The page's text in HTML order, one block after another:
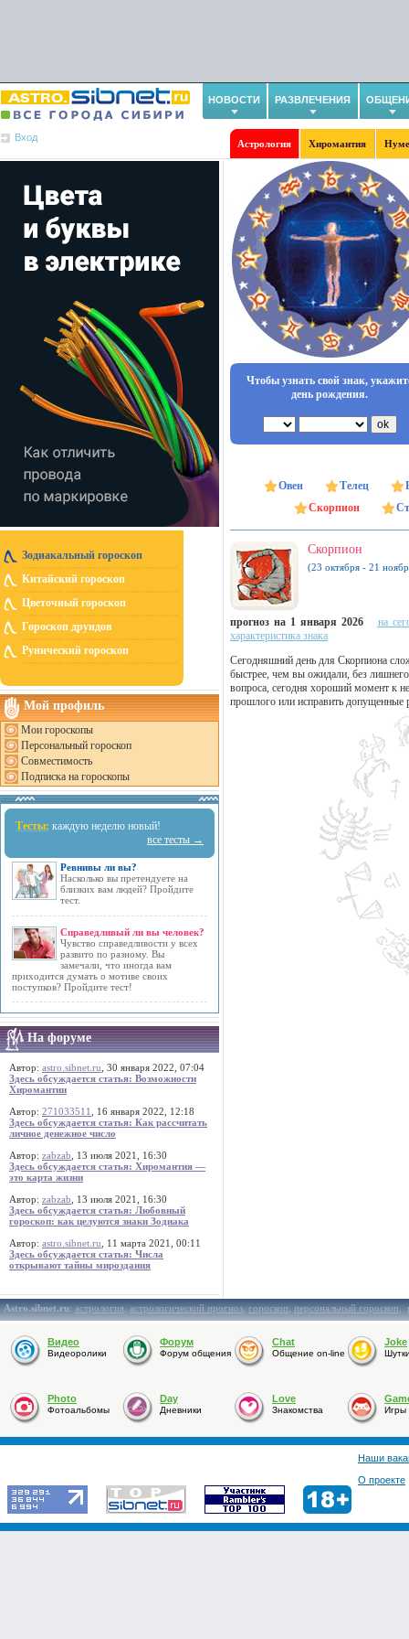
НОВОСТИ РАЗВЛЕЧЕНИЯ
Вход
Астрология Хиромантия
Зодиакальный гороскоп
Китайский гороскоп
Цветочный гороскоп
Гороскоп друидов
Рунический гороскоп
Мой профиль
Мои гороскопы
Персональный гороскоп
Совместимость
Подписка на гороскопы
Тесты: каждую неделю новый!
все тесты →
Ревнивы ли вы?
Насколько вы претендуете на
близких вам людей? Пройдите
тест.
Справедливый ли вы человек?
Чувство справедливости у всех
развито по разному. Вы
замечали, что иногда вам
приходится думать о мотиве своих
поступков? Пройдите тест!
На форуме
Автор: astro.sibnet.ru , 30 января 2022, 07:04
Здесь обсуждается статья: Возможности
Хиромантии
Автор: 271033511
, 16 января 2022, 12:18
Здесь обсуждается статья: Как рассчитать
личное денежное число
Автор: zabzab , 13 июля 2021, 16:30
Здесь обсуждается статья: Хиромантия —
это карта жизни
Автор: zabzab , 13 июля 2021, 16:30
Здесь обсуждается статья: Любовный
гороскоп: как целуются знаки Зодиака
Автор: astro.sibnet.ru , 11 марта 2021, 00:11
Здесь обсуждается статья: Числа
открывают тайны мироздания
Чтобы узнать свой знак,
день рождения.
Овен Телец
Скорпион
Скорпион
(23 октября - 21
прогноз на 1 января 2026
на
характеристика знака
Сегодняшний день для Скорпиона
быстрее, чем вы ожидали, без
вопроса, сегодня хороший момент к
прошлого или исправить допущенные
Astro.sibnet.ru:астрология,астрологический прогноз,гороскоп,персональный гороскоп,
Видео
Видеоролики
Форум
Форум общения
Chat
Общение on-line
Joke
Photo
Фотоальбомы
Day
Дневники
Love
Знакомства Игры
Наши
О проекте